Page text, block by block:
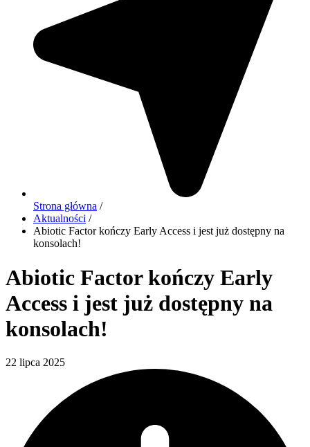
Strona główna /
Aktualności /
Abiotic Factor kończy Early Access i jest już dostępny na
konsolach!
Abiotic Factor kończy Early
Access i jest już dostępny na
konsolach!
22 lipca 2025